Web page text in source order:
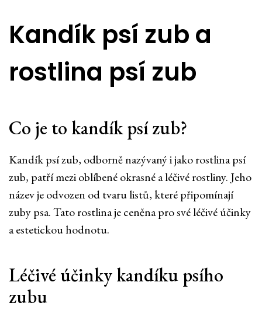
Kandík psí zub a
rostlina psí zub
Co je to kandík psí zub?
Kandík psí zub, odborně nazývaný i jako rostlina psí
zub, patří mezi oblíbené okrasné a léčivé rostliny. Jeho
název je odvozen od tvaru listů, které připomínají
zuby psa. Tato rostlina je ceněna pro své léčivé účinky
a estetickou hodnotu.
Léčivé účinky kandíku psího
zubu